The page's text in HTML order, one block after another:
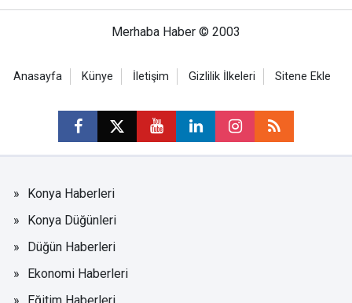
Merhaba Haber © 2003
Anasayfa Künye İletişim Gizlilik İlkeleri Sitene Ekle
Konya Haberleri
Konya Düğünleri
Düğün Haberleri
Ekonomi Haberleri
Eğitim Haberleri